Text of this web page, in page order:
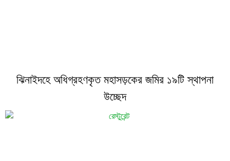
ঝিনাইদহে অধিগ্রহণকৃত মহাসড়কের জমির ১৯টি স্থাপনা
উচ্ছেদ